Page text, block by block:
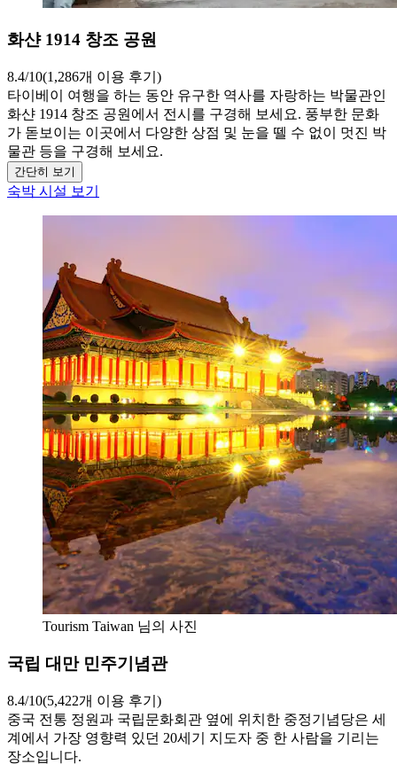
화샨 1914 창조 공원
8.4/10(1,286개 이용 후기)
타이베이 여행을 하는 동안 유구한 역사를 자랑하는 박물관인
화샨 1914 창조 공원에서 전시를 구경해 보세요. 풍부한 문화
가 돋보이는 이곳에서 다양한 상점 및 눈을 뗄 수 없이 멋진 박
물관 등을 구경해 보세요.
간단히 보기
숙박 시설 보기
Tourism Taiwan 님의 사진
국립 대만 민주기념관
8.4/10(5,422개 이용 후기)
중국 전통 정원과 국립문화회관 옆에 위치한 중정기념당은 세
계에서 가장 영향력 있던 20세기 지도자 중 한 사람을 기리는
장소입니다.